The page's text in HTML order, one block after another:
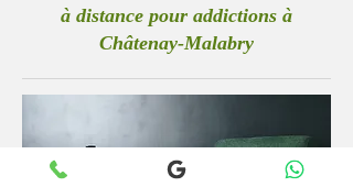
à distance pour addictions à
Châtenay-Malabry